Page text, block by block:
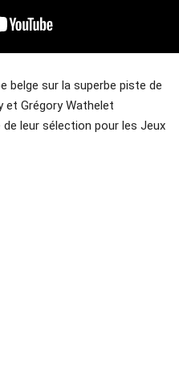
belge sur la superbe piste de
et Grégory Wathelet
leur sélection pour les Jeux